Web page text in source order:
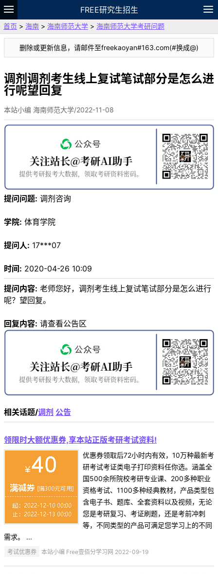
FREE研究生招生
题库
故事 专题 APP 笔记
论坛
VIP
资料
首页 > 海南 > 海南师范大学 > 海南师范大学考研问题
删除或更新信息，请邮件至freekaoyan#163.com(#换成@)
调剂调剂考生线上复试笔试部分是怎么进
行呢望回复
本站小编 海南师范大学/2022-11-08
提问问题: 调剂咨询
学院: 体育学院
提问人: 17***07
时间: 2020-04-26 10:09
提问内容: 老师您好，调剂考生线上复试笔试部分是怎么进行
呢？望回复。
回复内容: 请查看公告区
相关话题/调剂 公告
领限时大额优惠券,享本站正版考研考试资料!
优惠券领取后72小时内有效，10万种最新考
研考试考证类电子打印资料任你选。涵盖全
国500余所院校考研专业课、200多种职业
资格考试、1100多种经典教材，产品类型包
含电子书、题库、全套资料以及视频，无论
您是考研复习、考证刷题，还是考前冲刺
等，不同类型的产品可满足您学习上的不同
需求。 ...
考试优惠券 本站小编 Free壹佰分学习网 2022-09-19